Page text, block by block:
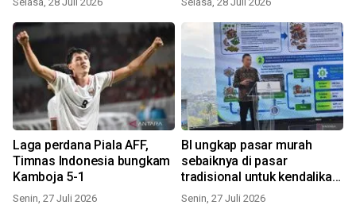
Laga perdana Piala AFF,
Timnas Indonesia bungkam
Kamboja 5-1
Senin, 27 Juli 2026
BI ungkap pasar murah
sebaiknya di pasar
tradisional untuk kendalikan
harga
Senin, 27 Juli 2026